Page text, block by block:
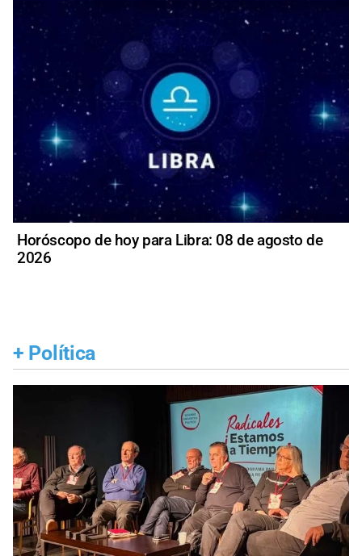
Horóscopo de hoy para Libra: 08 de agosto de
2026
+ Política